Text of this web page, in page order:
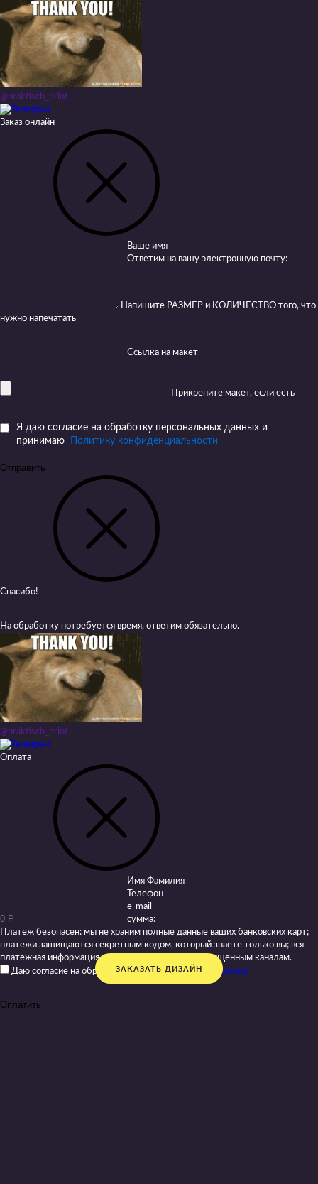
ЗАКАЗАТЬ ДИЗАЙН
@praktisch_print
Заказ онлайн
Ваше имя
Ответим на вашу электронную почту:
Напишите РАЗМЕР и КОЛИЧЕСТВО того, что
нужно напечатать
Ссылка на макет
Прикрепите макет, если есть
Я даю согласие на обработку персональных данных и
принимаю
Политику конфиденциальности
Отправить
Спасибо!
На обработку потребуется время, ответим обязательно.
@praktisch_print
Оплата
Имя Фамилия
Телефон
e-mail
сумма:
Платеж безопасен: мы не храним полные данные ваших банковских карт;
платежи защищаются секретным кодом, который знаете только вы; вся
платежная информация передается только по защищенным каналам.
Даю согласие на обработку моих персональных данных
Оплатить